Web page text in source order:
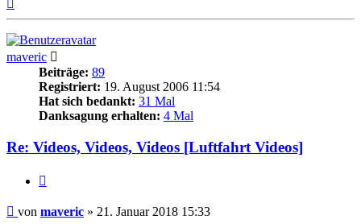
maveric
Beiträge: 89
Registriert: 19. August 2006 11:54
Hat sich bedankt: 31 Mal
Danksagung erhalten: 4 Mal
Re: Videos, Videos, Videos [Luftfahrt Videos]
Beitrag
von maveric » 21. Januar 2018 15:33